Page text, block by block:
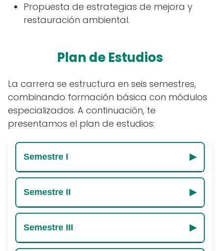
Propuesta de estrategias de mejora y
restauración ambiental.
Plan de Estudios
La carrera se estructura en seis semestres,
combinando formación básica con módulos
especializados. A continuación, te
presentamos el plan de estudios:
Semestre I ▶
Aplicación de técnicas de muestreo
Diagnóstico ambiental
Evaluación del agua, aire y suelo
Semestre II ▶
Interpretación de resultados ambientales
Propuesta de soluciones sustentables
Emprendimiento e innovación
Semestre III ▶
Implementación de medidas de remediación